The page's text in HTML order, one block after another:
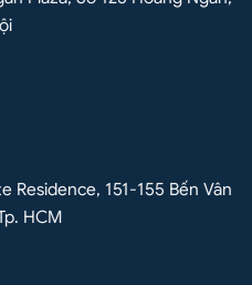
Residence, 151-155 Bến Vân
HCM